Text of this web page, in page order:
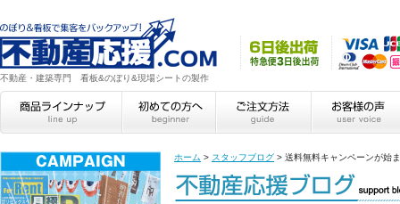
不動産・建築専門 看板&のぼり&現場シートの製作
ホーム > スタッフブログ > 送料無料キャンペーンが始